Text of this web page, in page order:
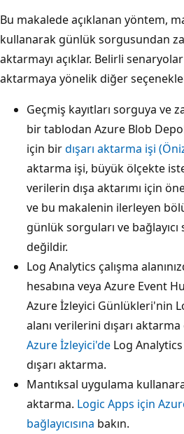
Bu makalede açıklanan yöntem,
kullanarak günlük sorgusundan
aktarmayı açıklar. Belirli
aktarmaya yönelik diğer
Geçmiş kayıtları sorguya ve
bir tablodan Azure Blob
için birdışarı aktarma işi
aktarma işi, büyük ölçekte
verilerin dışa aktarımı için
ve bu makalenin ilerleyen
günlük sorguları ve bağlayıcı
değildir.
Log Analytics çalışma
hesabına veya Azure Event
Azure İzleyici Günlükleri'nin
alanı verilerini dışarı
Azure İzleyici'de Log
dışarı aktarma.
Mantıksal uygulama
aktarma. Logic Apps için
bağlayıcısına bakın.